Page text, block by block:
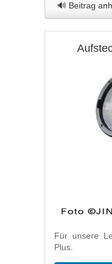
🔊 Beitrag
Für unsere
Plus.